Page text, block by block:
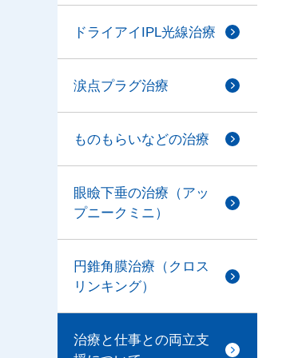
ドライアイIPL光線治療
涙点プラグ治療
ものもらいなどの治療
眼瞼下垂の治療（アッ
プニークミニ）
円錐角膜治療（クロス
リンキング）
治療と仕事との両立支